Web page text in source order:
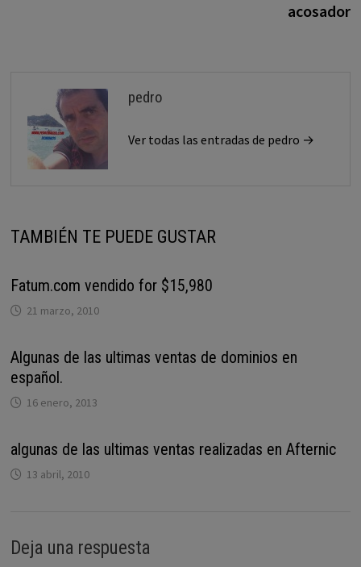
acosador
pedro
Ver todas las entradas de pedro →
TAMBIÉN TE PUEDE GUSTAR
Fatum.com vendido for $15,980
21 marzo, 2010
Algunas de las ultimas ventas de dominios en
español.
16 enero, 2013
algunas de las ultimas ventas realizadas en Afternic
13 abril, 2010
Deja una respuesta